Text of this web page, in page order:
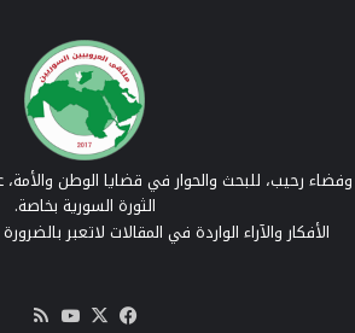
رحيب، للبحث والحوار في قضايا الوطن والأمة،
الثورة السورية بخاصة.
الأفكار والآراء الواردة في المقالات لاتعبر
فيسبوك
‫X
‫YouTube